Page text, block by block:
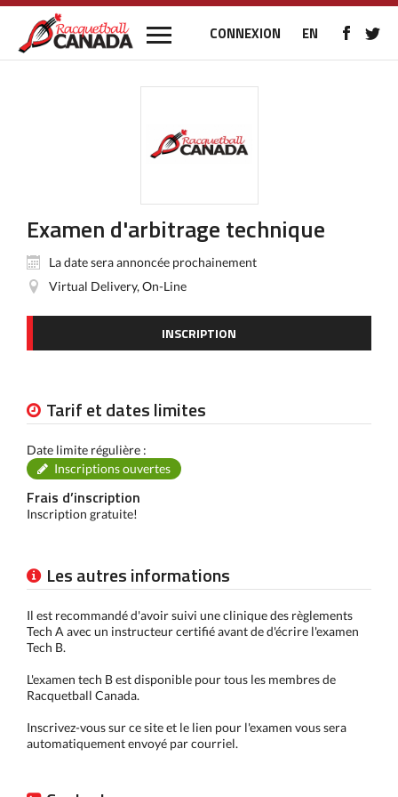
CONNEXION EN
Examen d'arbitrage technique
La date sera annoncée prochainement
Virtual Delivery, On-Line
INSCRIPTION
Tarif et dates limites
Date limite régulière :
Inscriptions ouvertes
Frais d’inscription
Inscription gratuite!
Les autres informations
Il est recommandé d'avoir suivi une clinique des règlements
Tech A avec un instructeur certifié avant de d'écrire l'examen
Tech B.
L'examen tech B est disponible pour tous les membres de
Racquetball Canada.
Inscrivez-vous sur ce site et le lien pour l'examen vous sera
automatiquement envoyé par courriel.